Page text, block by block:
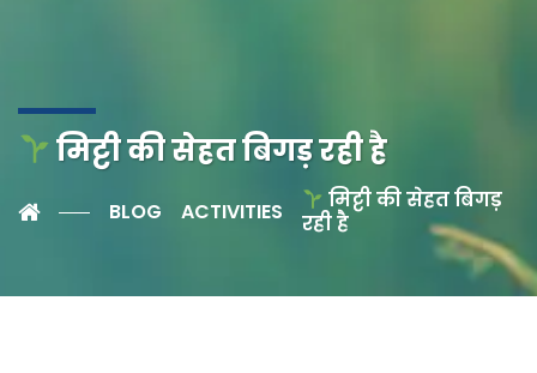
मिट्टी की सेहत बिगड़ रही है
BLOG ACTIVITIES
मिट्टी की सेहत बिगड़
रही है